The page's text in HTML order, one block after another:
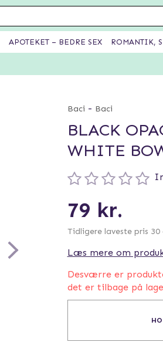
Baci - Baci
BLACK
WHITE
79 kr.
Tidligere laveste pris 30
Læs mere om
Desværre er
det er tilbage på
APOTEKET – BEDRE SEX ROMANTIK,